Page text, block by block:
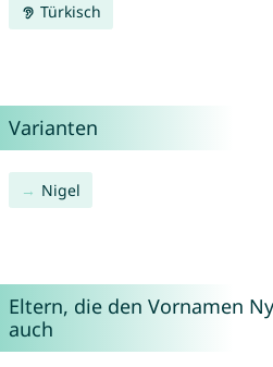
Türkisch
Varianten
Nigel
Eltern, die den Vornamen
auch